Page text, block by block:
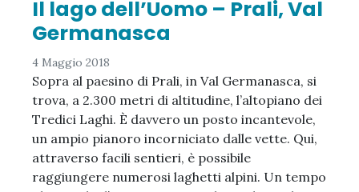
Il lago dell’Uomo – Prali, Val
Germanasca
4 Maggio 2018
Sopra al paesino di Prali, in Val Germanasca, si
trova, a 2.300 metri di altitudine, l’altopiano dei
Tredici Laghi. È davvero un posto incantevole,
un ampio pianoro incorniciato dalle vette. Qui,
attraverso facili sentieri, è possibile
raggiungere numerosi laghetti alpini. Un tempo